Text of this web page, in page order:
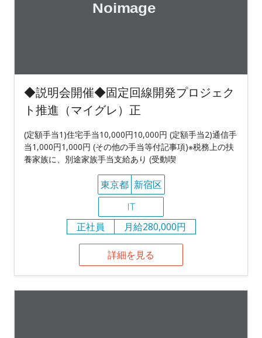
◆説明会開催◆固定回線開発プロジェク
ト推進（マイグレ）正
(定額手当1)住宅手当10,000円10,000円 (定額手当2)通信手
当1,000円1,000円 (その他の手当等付記事項)※税務上の扶
養家族に、別途家族手当支給あり (受動喫
東京都 新宿区
IT
正社員
月給280,000円
詳細を見る